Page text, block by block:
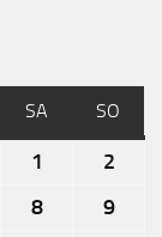
SA SO
1
2
8
9